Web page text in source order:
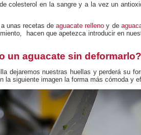
colesterol en la sangre y a la vez un
a unas recetas deaguacate relleno y de
hacen que apetezca introducir en
un aguacate sin deformarlo?
dejaremos nuestras huellas y perderá su
siguiente imagen la forma más cómoda y